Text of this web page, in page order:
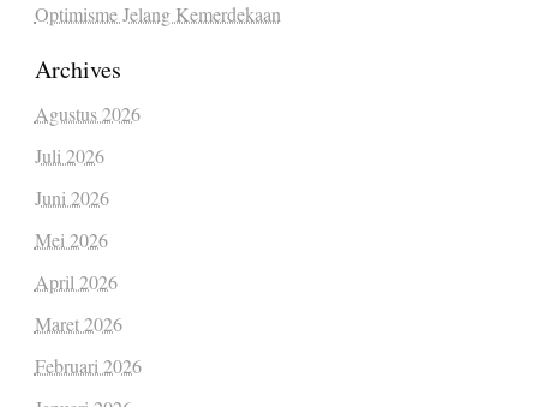
Optimisme Jelang Kemerdekaan
Archives
Agustus 2026
Juli 2026
Juni 2026
Mei 2026
April 2026
Maret 2026
Februari 2026